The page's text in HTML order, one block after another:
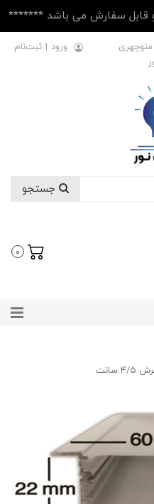
قابل سفارش می باشد *******
منوچهری
ورود | ثبت‌نام
0